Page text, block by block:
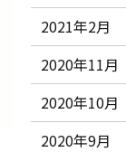
2021年2月
2020年11月
2020年10月
2020年9月